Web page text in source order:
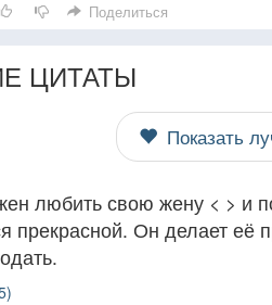
Поделиться
ЦИТАТЫ
Показать
любить свою жену < > и
прекрасной. Он делает её